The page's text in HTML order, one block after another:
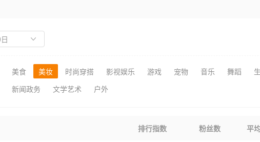
美食 美妆 时尚穿搭 影视娱乐 游戏 宠物 音乐 舞蹈
新闻政务 文学艺术 户外
排行指数 粉丝数 平